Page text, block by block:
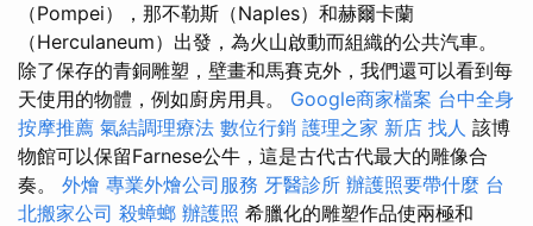
（Pompei），那不勒斯（Naples）和赫爾卡蘭
（Herculaneum）出發，為火山啟動而組織的公共汽車。
除了保存的青銅雕塑，壁畫和馬賽克外，我們還可以看到每
天使用的物體，例如廚房用具。 Google商家檔案 台中全身
按摩推薦 氣結調理療法 數位行銷 護理之家 新店 找人 該博
物館可以保留Farnese公牛，這是古代古代最大的雕像合
奏。 外燴 專業外燴公司服務 牙醫診所 辦護照要帶什麼 台
北搬家公司 殺蟑螂 辦護照 希臘化的雕塑作品使兩極和